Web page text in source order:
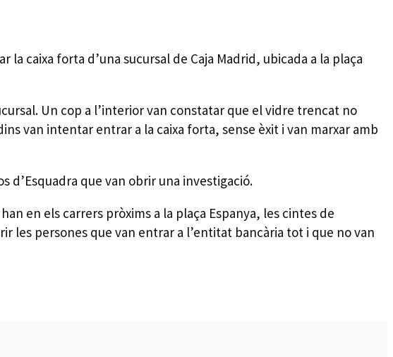
caixa forta d’una sucursal de Caja Madrid, ubicada a la plaça
Un cop a l’interior van constatar que el vidre trencat no
van intentar entrar a la caixa forta, sense èxit i van marxar amb
d’Esquadra que van obrir una investigació.
en els carrers pròxims a la plaça Espanya, les cintes de
les persones que van entrar a l’entitat bancària tot i que no van